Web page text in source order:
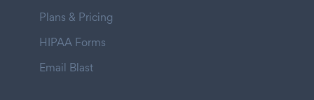
Plans & Pricing
HIPAA Forms
Email Blast